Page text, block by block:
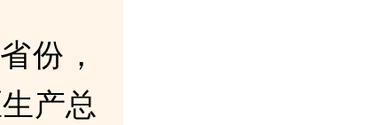
份，
产总